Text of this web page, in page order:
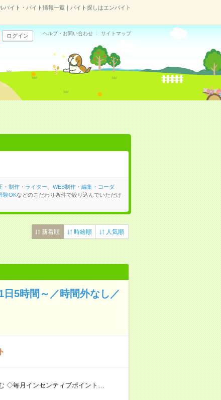
イト・バイト情報一覧｜バイト探しはエンバイト
ログイン ヘルプ・お問い合わせ サイトマップ
・制作・ライター
WEB制作・編集・コーダ
験OKなどのこだわり条件で絞り込んでいただけ
新着順 時給順 人気順
5時間～／時間外なし／
◇毎月インセンティブポイント…